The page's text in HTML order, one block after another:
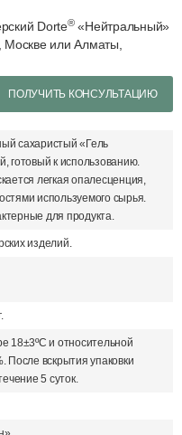
Dorte®«Нейтральный»
Москве или Алматы,
ПОЛУЧИТЬ КОНСУЛЬТАЦИЮ
сахаристый «Гель
готовый к использованию.
легкая опалесценция,
используемого сырья.
для продукта.
изделий.
18±3ºС и относительной
После вскрытия упаковки
5 суток.